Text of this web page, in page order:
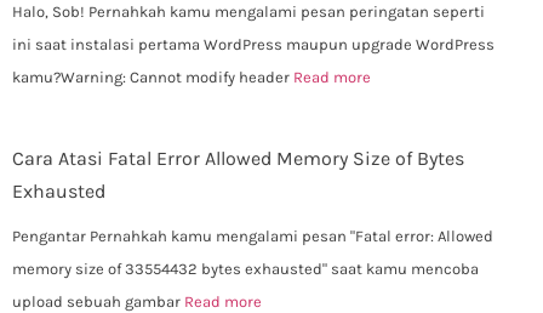
Halo, Sob! Pernahkah kamu mengalami pesan peringatan seperti
ini saat instalasi pertama WordPress maupun upgrade WordPress
kamu?Warning: Cannot modify header Read more
Cara Atasi Fatal Error Allowed Memory Size of Bytes
Exhausted
Pengantar Pernahkah kamu mengalami pesan "Fatal error: Allowed
memory size of 33554432 bytes exhausted" saat kamu mencoba
upload sebuah gambar Read more